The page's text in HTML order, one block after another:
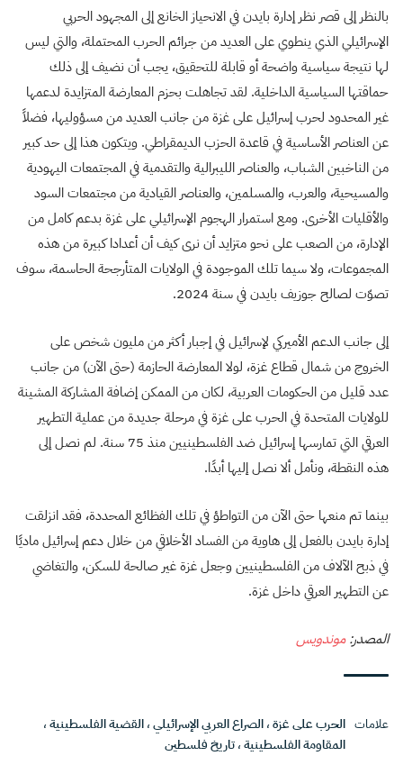
بالنظر إلى قصر نظر إدارة بايدن في الانحياز الخانع إلى المجهود الحربي
الإسرائيلي الذي ينطوي على العديد من جرائم الحرب المحتملة، والتي ليس
لها نتيجة سياسية واضحة أو قابلة للتحقيق، يجب أن نضيف إلى ذلك
حماقتها السياسية الداخلية. لقد تجاهلت بحزم المعارضة المتزايدة لدعمها
غير المحدود لحرب إسرائيل على غزة من جانب العديد من مسؤوليها، فضلاً
عن العناصر الأساسية في قاعدة الحزب الديمقراطي. ويتكون هذا إلى حد كبير
من الناخبين الشباب، والعناصر الليبرالية والتقدمية في المجتمعات اليهودية
والمسيحية، والعرب، والمسلمين، والعناصر القيادية من مجتمعات السود
والأقليات الأخرى. ومع استمرار الهجوم الإسرائيلي على غزة بدعم كامل من
الإدارة، من الصعب على نحو متزايد أن نرى كيف أن أعدادا كبيرة من هذه
المجموعات، ولا سيما تلك الموجودة في الولايات المتأرجحة الحاسمة، سوف
تصوّت لصالح جوزيف بايدن في سنة 2024.
إلى جانب الدعم الأميركي لإسرائيل في إجبار أكثر من مليون شخص على
الخروج من شمال قطاع غزة، لولا المعارضة الحازمة (حتى الآن) من جانب
عدد قليل من الحكومات العربية، لكان من الممكن إضافة المشاركة المشينة
للولايات المتحدة في الحرب على غزة في مرحلة جديدة من عملية التطهير
العرقي التي تمارسها إسرائيل ضد الفلسطينيين منذ 75 سنة. لم نصل إلى
هذه النقطة، ونأمل ألا نصل إليها أبدًا.
بينما تم منعها حتى الآن من التواطؤ في تلك الفظائع المحددة، فقد انزلقت
إدارة بايدن بالفعل إلى هاوية من الفساد الأخلاقي من خلال دعم إسرائيل ماديًا
في ذبح الآلاف من الفلسطينيين وجعل غزة غير صالحة للسكن، والتغاضي
عن التطهير العرقي داخل غزة.
المصدر:موندويس
علامات الحرب على غزة،الصراع العربي الإسرائيلي،القضية الفلسطينية،
المقاومة الفلسطينية،تاريخ فلسطين